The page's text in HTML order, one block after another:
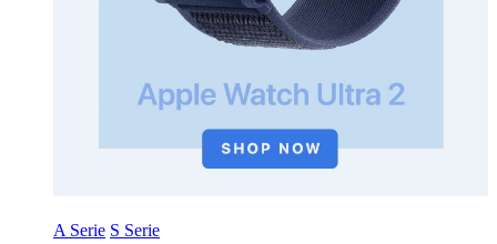
A Serie S Serie